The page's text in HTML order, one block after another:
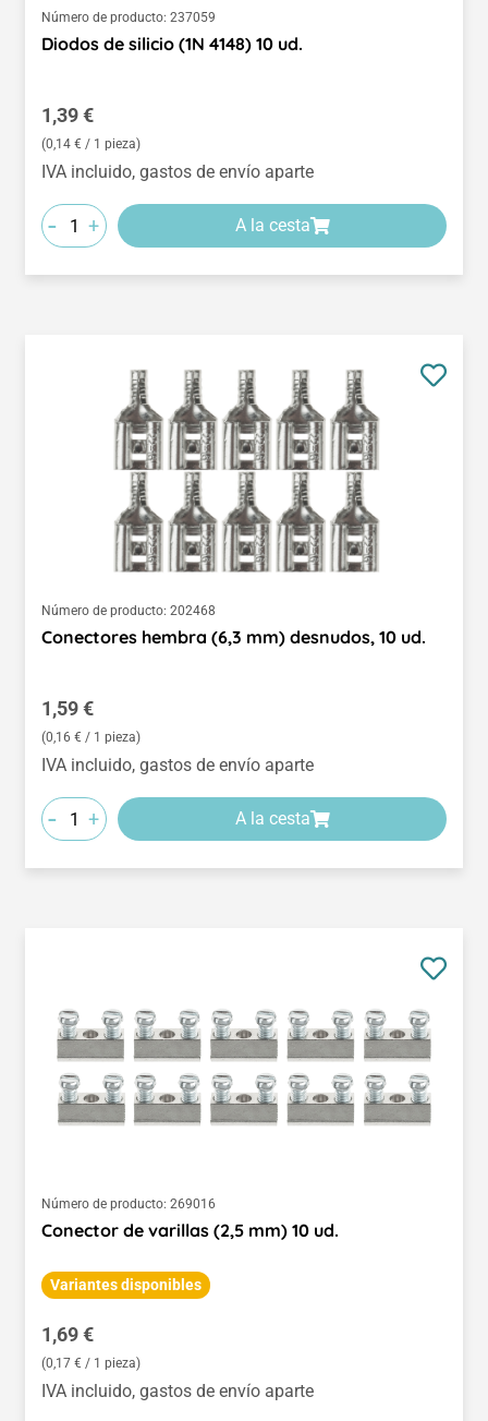
Número de producto: 237059
Diodos de silicio (1N 4148) 10 ud.
Precio normal:
1,39 €
(0,14 € / 1 pieza)
IVA incluido, gastos de envío aparte
- + A la cesta
Número de producto: 202468
Conectores hembra (6,3 mm) desnudos, 10 ud.
Precio normal:
1,59 €
(0,16 € / 1 pieza)
IVA incluido, gastos de envío aparte
- + A la cesta
Número de producto: 269016
Conector de varillas (2,5 mm) 10 ud.
Variantes disponibles
Precio normal:
1,69 €
(0,17 € / 1 pieza)
IVA incluido, gastos de envío aparte